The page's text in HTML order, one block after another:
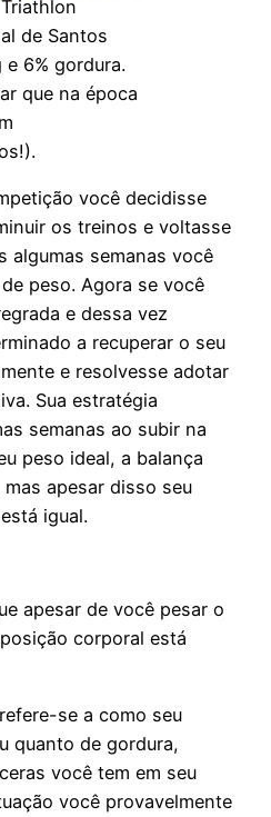
de Santos
6% gordura.
que na época
você decidisse
os treinos e voltasse
algumas semanas você
peso. Agora se você
e dessa vez
a recuperar o seu
e resolvesse adotar
Sua estratégia
semanas ao subir na
peso ideal, a balança
apesar disso seu
igual.
apesar de você pesar o
corporal está
se a como seu
quanto de gordura,
você tem em seu
você provavelmente